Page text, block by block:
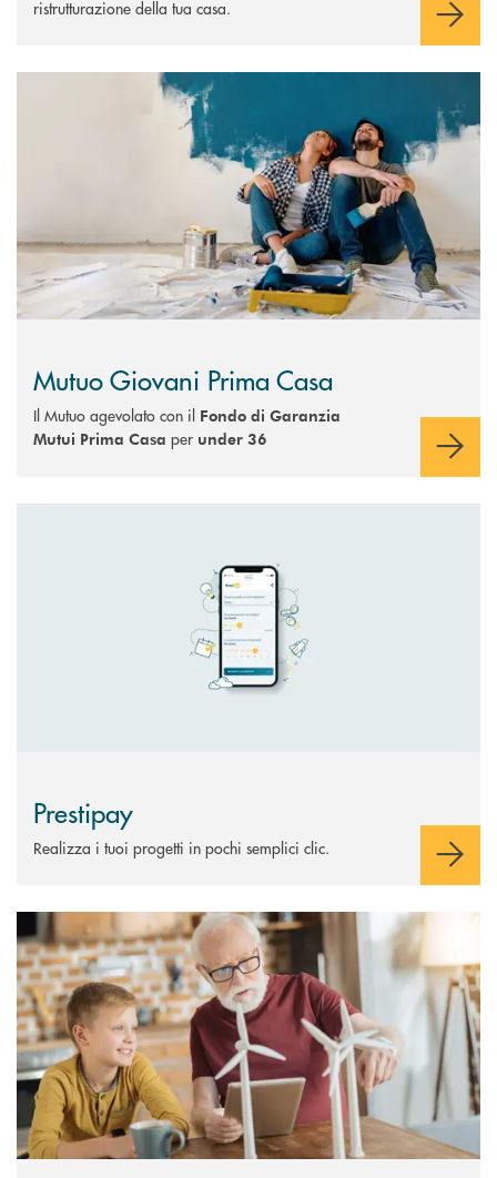
ristrutturazione della tua casa.
Scopri di più Mutuo Giovani Prima Casa
Mutuo Giovani Prima Casa
Il Mutuo agevolato con il Fondo di Garanzia
Mutui Prima Casa per under 36
Prestipay
Realizza i tuoi progetti in pochi semplici clic.
Scopri di più Ecoformula